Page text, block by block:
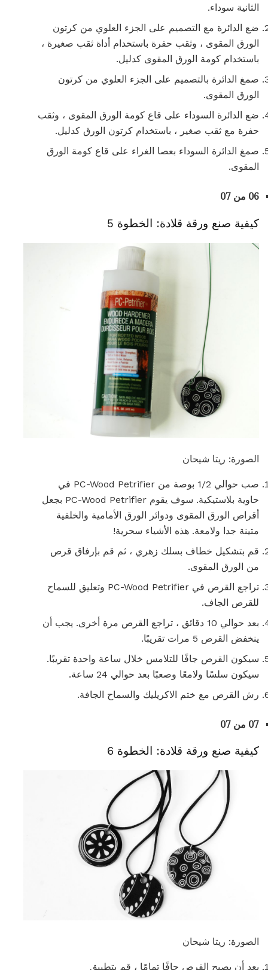
الثانية سوداء.
ضع الدائرة مع التصميم على الجزء العلوي من كرتون
الورق المقوى ، وثقب حفرة باستخدام أداة ثقب صغيرة ،
باستخدام كومة الورق المقوى كدليل.
صمغ الدائرة بالتصميم على الجزء العلوي من كرتون
الورق المقوى.
ضع الدائرة السوداء على قاع كومة الورق المقوى ، وثقب
حفرة مع ثقب صغير ، باستخدام كرتون الورق كدليل.
صمغ الدائرة السوداء بعصا الغراء على قاع كومة الورق
المقوى.
06 من 07
كيفية صنع ورقة قلادة: الخطوة 5
الصورة: ريتا شيحان
صب حوالي 1/2 بوصة من PC-Wood Petrifier في
حاوية بلاستيكية. سوف يقوم PC-Wood Petrifier بجعل
أقراص الورق المقوى ودوائر الورق الأمامية والخلفية
متينة جدا ولامعة. هذه الأشياء سحرية!
قم بتشكيل خطاف بسلك زهري ، ثم قم بإرفاق قرص
من الورق المقوى.
تراجع القرص في PC-Wood Petrifier وتعليق للسماح
للقرص الجاف.
بعد حوالي 10 دقائق ، تراجع القرص مرة أخرى. يجب أن
ينخفض ​​القرص 5 مرات تقريبًا.
سيكون القرص جافًا للتلامس خلال ساعة واحدة تقريبًا.
سيكون سلسًا ولامعًا وصعبًا بعد حوالي 24 ساعة.
رش القرص مع ختم الاكريليك والسماح الجافة.
07 من 07
كيفية صنع ورقة قلادة: الخطوة 6
الصورة: ريتا شيحان
بعد أن يصبح القرص جافًا تمامًا ، قم بتطبيق